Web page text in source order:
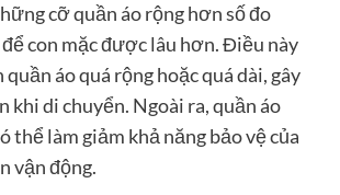
cỡ quần áo rộng hơn số đo
con mặc được lâu hơn. Điều này
áo quá rộng hoặc quá dài, gây
khi di chuyển. Ngoài ra, quần áo
thể làm giảm khả năng bảo vệ của
vận động.